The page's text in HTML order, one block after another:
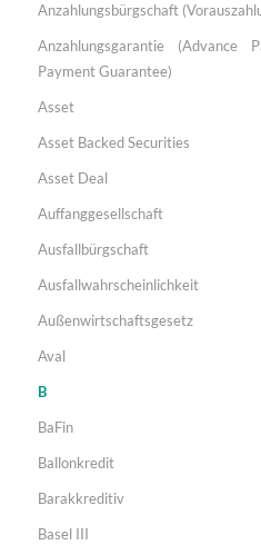
Anzahlungsbürgschaft
Anzahlungsgarantie (Advance
Payment Guarantee)
Asset
Asset Backed Securities
Asset Deal
Auffanggesellschaft
Ausfallbürgschaft
Ausfallwahrscheinlichkeit
Außenwirtschaftsgesetz
Aval
B
BaFin
Ballonkredit
Barakkreditiv
Basel III